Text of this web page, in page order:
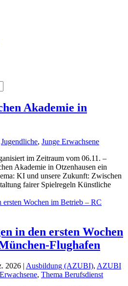
Akademie in
Jugendliche, Junge Erwachsene
im Zeitraum vom 06.11. –
Akademie in Otzenhausen ein
KI und unsere Zukunft: Zwischen
fairer Spielregeln Künstliche
in den ersten Wochen
Flughafen
2026 | Ausbildung (AZUBI), AZUBI
, Thema Berufsdienst